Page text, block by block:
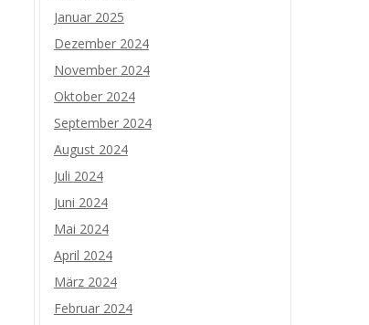
Januar 2025
Dezember 2024
November 2024
Oktober 2024
September 2024
August 2024
Juli 2024
Juni 2024
Mai 2024
April 2024
März 2024
Februar 2024